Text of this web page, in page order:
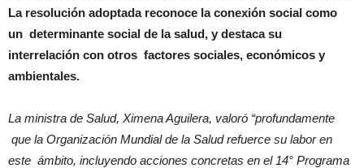
La resolución adoptada reconoce la conexión social como
un determinante social de la salud, y destaca su
interrelación con otros factores sociales, económicos y
ambientales.
La ministra de Salud, Ximena Aguilera, valoró “profundamente
que la Organización Mundial de la Salud refuerce su labor en
este ámbito, incluyendo acciones concretas en el 14° Programa